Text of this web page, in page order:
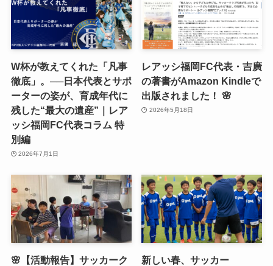
W杯が教えてくれた「凡事
徹底」。──日本代表とサポ
ーターの姿が、育成年代に
残した“最大の遺産”｜レア
ッシ福岡FC代表コラム 特
別編
2026年7月1日
レアッシ福岡FC代表・吉廣
の著書がAmazon Kindleで
出版されました！ 🌸
2026年5月18日
🌸【活動報告】サッカーク
新しい春、サッカー